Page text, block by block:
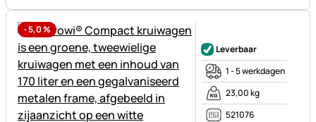
-5,0%
Leverbaar
1 - 5 werkdagen
23,00 kg
521076